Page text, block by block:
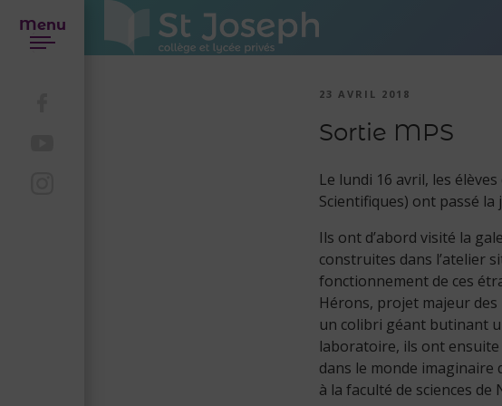
Menu
23 AVRIL 2018
Sortie MPS
Le lundi 16 avril, les
Scientifiques) ont passé la
Ils ont d’abord visité la
construites dans l’atelier
fonctionnement de ces
Hérons, projet majeur des
un colibri géant butinant
laboratoire, ils ont
dans le monde imaginaire
à la faculté de sciences